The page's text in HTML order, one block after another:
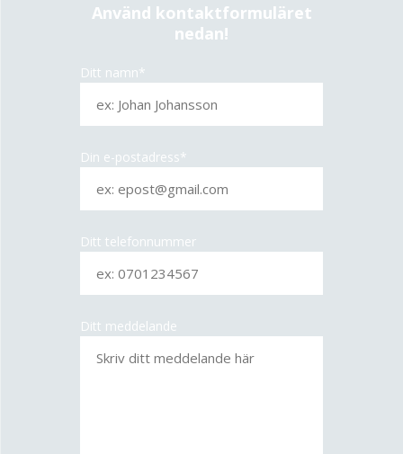
Använd kontaktformuläret
nedan!
Ditt namn*
Din e-postadress*
Ditt telefonnummer
Ditt meddelande